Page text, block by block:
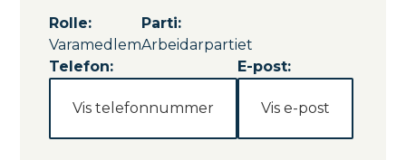
Rolle:
Varamedlem
Parti:
Arbeidarpartiet
Telefon:
Vis telefonnummer
E-post:
Vis e-post